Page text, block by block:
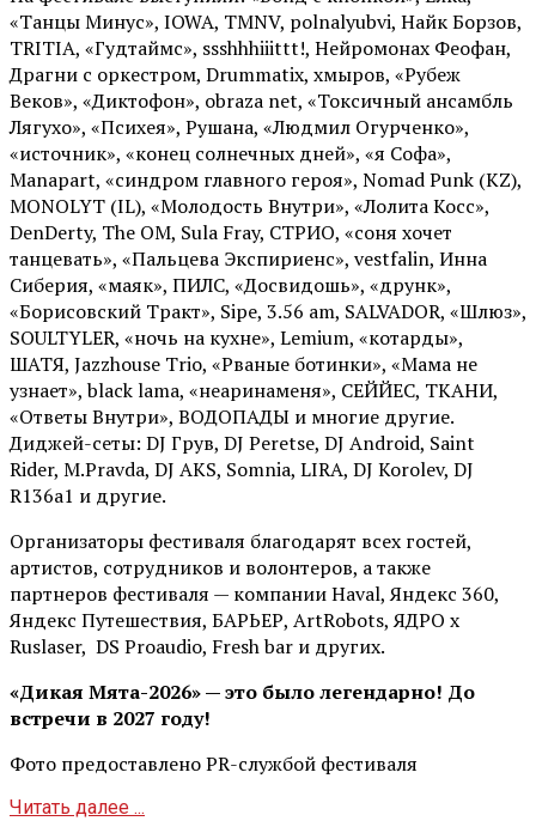
«Танцы Минус», IOWA, TMNV, polnalyubvi, Найк Борзов,
TRITIA, «Гудтаймс», ssshhhiiittt!, Нейромонах Феофан,
Драгни с оркестром, Drummatix, хмыров, «Рубеж
Веков», «Диктофон», obraza net, «Токсичный ансамбль
Лягухо», «Психея», Рушана, «Людмил Огурченко»,
«источник», «конец солнечных дней», «я Софа»,
Manapart, «синдром главного героя», Nomad Punk (KZ),
MONOLYT (IL), «Молодость Внутри», «Лолита Косс»,
DenDerty, The OM, Sula Fray, СТРИО, «соня хочет
танцевать», «Пальцева Экспириенс», vestfalin, Инна
Сиберия, «маяк», ПИЛС, «Досвидошь», «друнк»,
«Борисовский Тракт», Sipe, 3.56 am, SALVADOR, «Шлюз»,
SOULTYLER, «ночь на кухне», Lemium, «котарды»,
ШАТЯ, Jazzhouse Trio, «Рваные ботинки», «Мама не
узнает», black lama, «неаринаменя», СЕЙЙЕС, ТКАНИ,
«Ответы Внутри», ВОДОПАДЫ и многие другие.
Диджей-сеты: DJ Грув, DJ Peretse, DJ Android, Saint
Rider, М.Pravda, DJ AKS, Somnia, LIRA, DJ Korolev, DJ
R136a1 и другие.
Организаторы фестиваля благодарят всех гостей,
артистов, сотрудников и волонтеров, а также
партнеров фестиваля — компании Haval, Яндекс 360,
Яндекс Путешествия, БАРЬЕР, ArtRobots, ЯДРО х
Ruslaser, DS Proaudio, Fresh bar и других.
«Дикая Мята-2026» — это было легендарно! До
встречи в 2027 году!
Фото предоставлено PR-службой фестиваля
Читать далее ...